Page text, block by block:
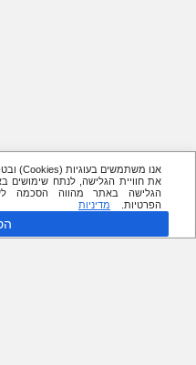
את חוויית הגלישה, לנתח שימושים
הגלישה באתר מהווה הסכמה
הפרטיות.
מדיניות